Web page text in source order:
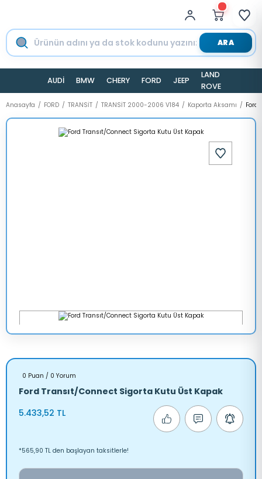
ARA
AUDİ BMW CHERY FORD JEEP
LAND
ROVER
Anasayfa FORD TRANSİT TRANSİT 2000-2006 V184 Kaporta Aksamı Ford
0 Puan / 0 Yorum
Ford Transıt/Connect Sigorta Kutu Üst Kapak
5.433,52 TL
*565,90 TL den başlayan taksitlerle!